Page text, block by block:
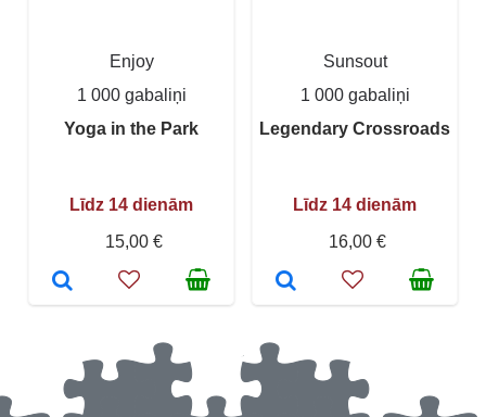
Enjoy
1 000 gabaliņi
Yoga in the Park
Līdz 14 dienām
15,00 €
Sunsout
1 000 gabaliņi
Legendary Crossroads
Līdz 14 dienām
16,00 €